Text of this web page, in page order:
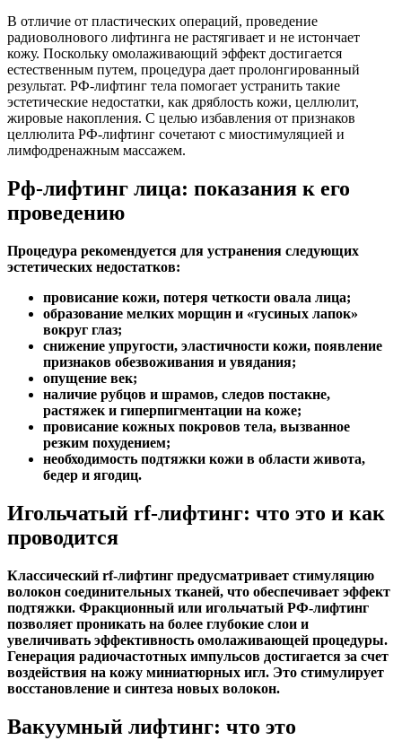
В отличие от пластических операций, проведение
радиоволнового лифтинга не растягивает и не истончает
кожу. Поскольку омолаживающий эффект достигается
естественным путем, процедура дает пролонгированный
результат. РФ-лифтинг тела помогает устранить такие
эстетические недостатки, как дряблость кожи, целлюлит,
жировые накопления. С целью избавления от признаков
целлюлита РФ-лифтинг сочетают с миостимуляцией и
лимфодренажным массажем.
Рф-лифтинг лица: показания к его
проведению
Процедура рекомендуется для устранения следующих
эстетических недостатков:
провисание кожи, потеря четкости овала лица;
образование мелких морщин и «гусиных лапок»
вокруг глаз;
снижение упругости, эластичности кожи, появление
признаков обезвоживания и увядания;
опущение век;
наличие рубцов и шрамов, следов постакне,
растяжек и гиперпигментации на коже;
провисание кожных покровов тела, вызванное
резким похудением;
необходимость подтяжки кожи в области живота,
бедер и ягодиц.
Игольчатый rf-лифтинг: что это и как
проводится
Классический rf-лифтинг предусматривает стимуляцию
волокон соединительных тканей, что обеспечивает эффект
подтяжки. Фракционный или игольчатый РФ-лифтинг
позволяет проникать на более глубокие слои и
увеличивать эффективность омолаживающей процедуры.
Генерация радиочастотных импульсов достигается за счет
воздействия на кожу миниатюрных игл. Это стимулирует
восстановление и синтеза новых волокон.
Вакуумный лифтинг: что это